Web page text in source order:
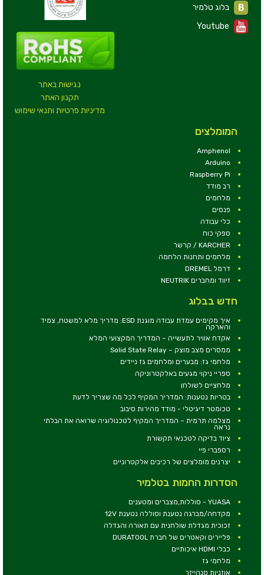
נגישות באתר
תקנון האתר
מדיניות פרטיות ותנאי שימוש
Youtube
המומלצים
Amphenol
Arduino
Raspberry Pi
רב מודד
מלחמים
פנסים
כלי עבודה
ספקי כוח
KARCHER / קרשר
מלחמים ותחנות הלחמה
דרמל DREMEL
זיווד ומחברים NEUTRIK
חדש בבלוג
איך מקימים עמדת עבודה מוגנת ESD: מדריך מלא למשטח, צמיד
והארקה
אקדח אוויר לתעשייה – המדריך המקצועי המלא
ממסרים מצב מוצק – Solid State Relay
מלחמי גז: מבערים ומלחמים גז ניידים
ספריי ניקוי מגעים באלקטרוניקה
מלחציים לשולחן
בטריות נטענות: המדריך המקיף לכל מה שצריך לדעת
טכומטר דיגיטלי - מודד מהירות סיבוב
מצלמה תרמית – המדריך המקיף לטכנולוגיה שרואה את הבלתי
נראה
ציוד בדיקה לטכנאי תקשורת
רספברי פיי
יצרנים מומלצים של רכיבים אלקטרוניים
הסדרות החמות בטלמיר
YUASA - סוללות,מצברים ומטענים
מקדחה/מברגה נטענת וסוללה נטענת 12V
זכוכית מגדלת שולחנית עם תאורה והגדלה
פליירים וקאטרים של חברת DURATOOL
כבלי HDMI איכותיים
מלחמי גז
אוזניות סנהייזר